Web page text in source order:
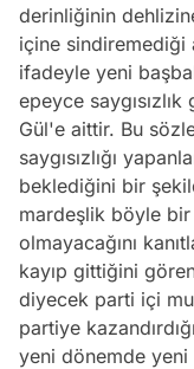
derinliğinin
içine sindiremediği
ifadeyle yeni
epeyce
Gül'e aittir. Bu
saygısızlığı
beklediğini bir
mardeşlik böyle bir
olmayacağını
kayıp gittiğini
diyecek parti içi
partiye
yeni dönemde yeni